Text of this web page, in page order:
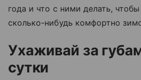
года и что с ними делать,
сколько-нибудь комфортно
Ухаживай за
сутки